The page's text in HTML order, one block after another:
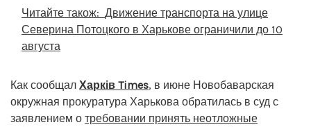
Читайте також: Движение транспорта на улице
Северина Потоцкого в Харькове ограничили до 10
августа
Как сообщал Харків Times, в июне Новобаварская
окружная прокуратура Харькова обратилась в суд с
заявлением о требовании принять неотложные